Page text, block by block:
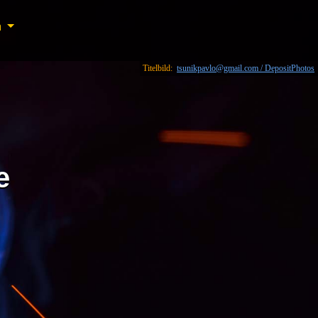
Titelbild: tsunikpavlo@gmail.com / DepositPhotos